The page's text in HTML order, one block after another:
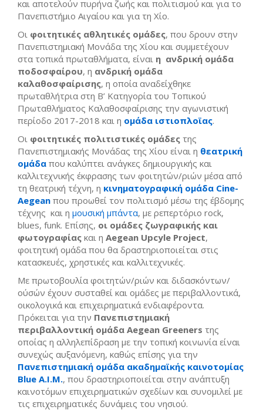
και αποτελούν πυρήνα ζωής και πολιτισμού και για το
Πανεπιστήμιο Αιγαίου και για τη Χίο.
Οι φοιτητικές αθλητικές ομάδες, που δρουν στην
Πανεπιστημιακή Μονάδα της Χίου και συμμετέχουν
στα τοπικά πρωταθλήματα, είναι η ανδρική ομάδα
ποδοσφαίρου, η ανδρική ομάδα
καλαθοσφαίρισης, η οποία αναδείχθηκε
πρωταθλήτρια στη Β’ Κατηγορία του Τοπικού
Πρωταθλήματος Καλαθοσφαίρισης την αγωνιστική
περίοδο 2017-2018 και η ομάδα ιστιοπλοϊας.
Οι φοιτητικές πολιτιστικές ομάδες της
Πανεπιστημιακής Μονάδας της Χίου είναι η θεατρική
ομάδα που καλύπτει ανάγκες δημιουργικής και
καλλιτεχνικής έκφρασης των φοιτητών/ριών μέσα από
τη θεατρική τέχνη, η κινηματογραφική ομάδα Cine-
Aegean που προωθεί τον πολιτισμό μέσω της έβδομης
τέχνης και η μουσική μπάντα, με ρεπερτόριο rock,
blues, funk. Επίσης, οι ομάδες ζωγραφικής και
φωτογραφίας και η Aegean Upcyle Project,
φοιτητική ομάδα που θα δραστηριοποιείται στις
κατασκευές, χρηστικές και καλλιτεχνικές.
Με πρωτοβουλία φοιτητών/ριών και διδασκόντων/
ούσών έχουν συσταθεί και ομάδες με περιβαλλοντικά,
οικολογικά και επιχειρηματικά ενδιαφέροντα.
Πρόκειται για την Πανεπιστημιακή
περιβαλλοντική ομάδα Aegean Greeners της
οποίας η αλληλεπίδραση με την τοπική κοινωνία είναι
συνεχώς αυξανόμενη, καθώς επίσης για την
Πανεπιστημιακή ομάδα ακαδημαϊκής καινοτομίας
Blue A.I.M., που δραστηριοποιείται στην ανάπτυξη
καινοτόμων επιχειρηματικών σχεδίων και συνομιλεί με
τις επιχειρηματικές δυνάμεις του νησιού.